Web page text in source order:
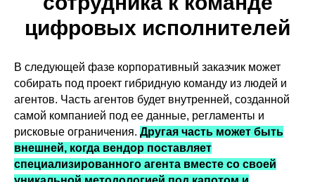
цифровых исполнителей
В следующей фазе корпоративный заказчик может
собирать под проект гибридную команду из людей и
агентов. Часть агентов будет внутренней, созданной
самой компанией под ее данные, регламенты и
рисковые ограничения. Другая часть может быть
внешней, когда вендор поставляет
специализированного агента вместе со своей